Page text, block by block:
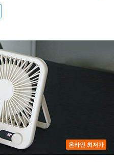
온라인 최저가